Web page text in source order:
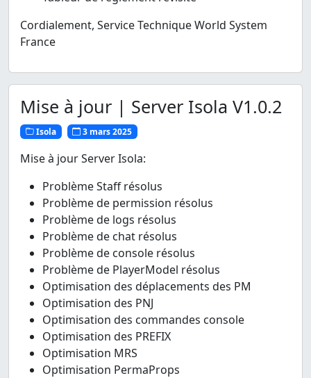
Cordialement, Service Technique World System
France
Mise à jour | Server Isola V1.0.2
Isola 3 mars 2025
Mise à jour Server Isola:
Problème Staff résolus
Problème de permission résolus
Problème de logs résolus
Problème de chat résolus
Problème de console résolus
Problème de PlayerModel résolus
Optimisation des déplacements des PM
Optimisation des PNJ
Optimisation des commandes console
Optimisation des PREFIX
Optimisation MRS
Optimisation PermaProps